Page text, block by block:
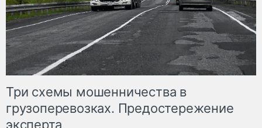
Три схемы мошенничества в
грузоперевозках. Предостережение
эксперта